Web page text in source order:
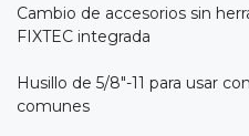
Cambio de accesorios sin
FIXTEC integrada
Husillo de 5/8"-11 para usar
comunes